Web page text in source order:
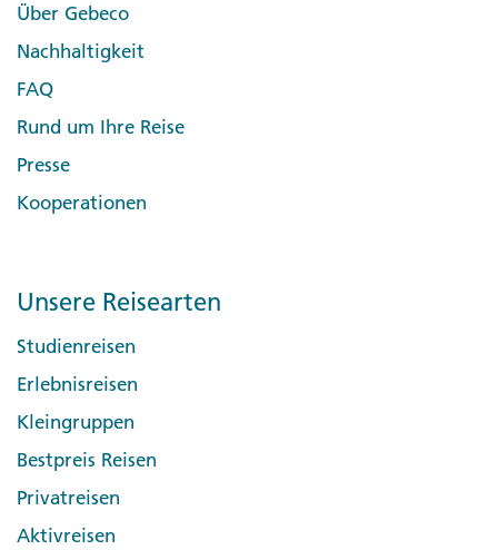
Über Gebeco
Nachhaltigkeit
FAQ
Rund um Ihre Reise
Presse
Kooperationen
Unsere Reisearten
Studienreisen
Erlebnisreisen
Kleingruppen
Bestpreis Reisen
Privatreisen
Aktivreisen